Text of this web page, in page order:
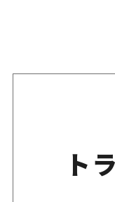
ト